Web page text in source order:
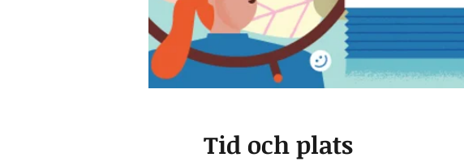
Tid och plats